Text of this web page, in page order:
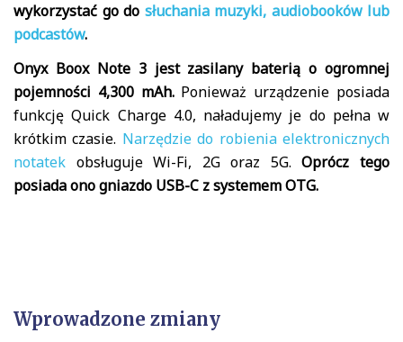
wykorzystać go do słuchania muzyki, audiobooków lub
podcastów.
Onyx Boox Note 3 jest zasilany baterią o ogromnej
pojemności 4,300 mAh.Ponieważ urządzenie posiada
funkcję Quick Charge 4.0, naładujemy je do pełna w
krótkim czasie. Narzędzie do robienia elektronicznych
notatek obsługuje Wi-Fi, 2G oraz 5G.Oprócz tego
posiada ono gniazdo USB-C z systemem OTG.
Wprowadzone zmiany